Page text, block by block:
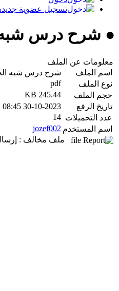
تسجيل عضوية
● شرح درس شبه
معلومات عن الملف
اسم الملف
شرح درس شبه
نوع الملف
pdf
حجم الملف
245.44 KB
تاريخ الرفع
30-10-2023 08:45 م
عدد التحميلات 14
اسم المستخدم jozef002
ملف مخالف :